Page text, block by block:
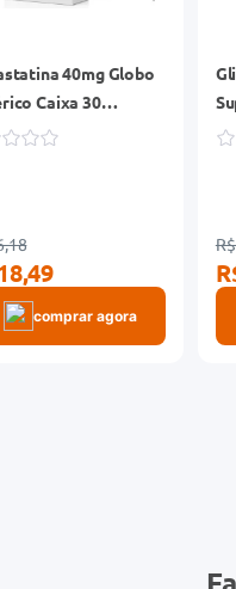
40mg Globo
Caixa 30
Revestidos
comprar agora